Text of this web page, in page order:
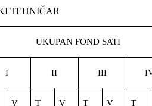
TEHNIČAR
UKUPAN FOND SATI
I II III
V T V T V T